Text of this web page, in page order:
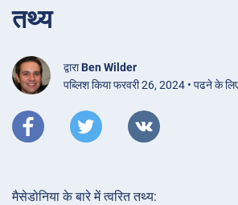
तथ्य
द्वाराBen Wilder
पब्लिश किया फरवरी 26, 2024 • पढने के
मैसेडोनिया के बारे में त्वरित तथ्य: